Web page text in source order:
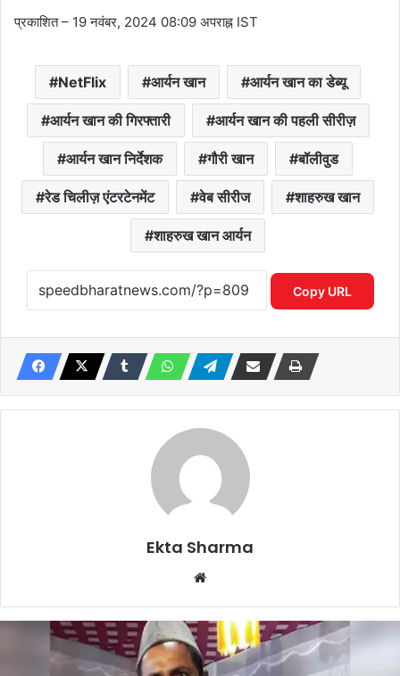
प्रकाशित– 19 नवंबर, 2024 08:09 अपराह्न IST
NetFlix आर्यन खान आर्यन खान का डेब्यू
आर्यन खान की गिरफ्तारी आर्यन खान की पहली सीरीज़
आर्यन खान निर्देशक गौरी खान बॉलीवुड
रेड चिलीज़ एंटरटेनमेंट वेब सीरीज शाहरुख खान
शाहरुख खान आर्यन
Copy URL
Ekta Sharma